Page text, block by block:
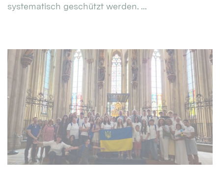
systematisch geschützt werden. ...